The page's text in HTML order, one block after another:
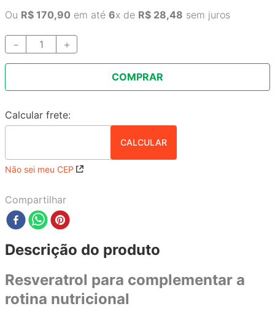
Ou R$ 170,90 em até 6x de R$ 28,48 sem juros
＋
－
COMPRAR
Não sei meu CEP
Compartilhar
Descrição do produto
Resveratrol para complementar a
rotina nutricional